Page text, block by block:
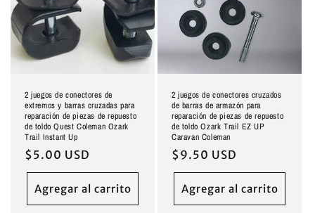
2 juegos de conectores de
extremos y barras cruzadas para
reparación de piezas de repuesto
de toldo Quest Coleman Ozark
Trail Instant Up
Precio
habitual
$5.00 USD
Agregar al carrito
2 juegos de conectores cruzados
de barras de armazón para
reparación de piezas de repuesto
de toldo Ozark Trail EZ UP
Caravan Coleman
Precio
habitual
$9.50 USD
Agregar al carrito